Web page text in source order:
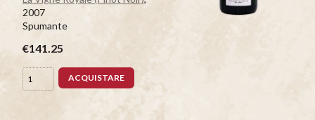
2007
Spumante
€141.25
ACQUISTARE